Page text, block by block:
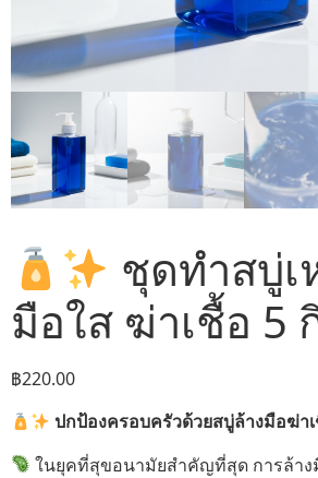
ชุดทำสบู่เ
มือใส ฆ่าเชื้อ 5
฿220.00
ปกป้องครอบครัวด้วยสบู่ล้างมือฆ่าเ
ในยุคที่สุขอนามัยสำคัญที่สุด การล้าง